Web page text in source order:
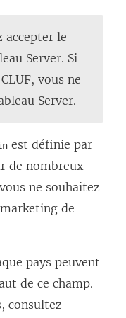
accepter le
Server. Si
vous ne
Server.
est définie par
de nombreux
ne souhaitez
de
pays peuvent
de ce champ.
consultez